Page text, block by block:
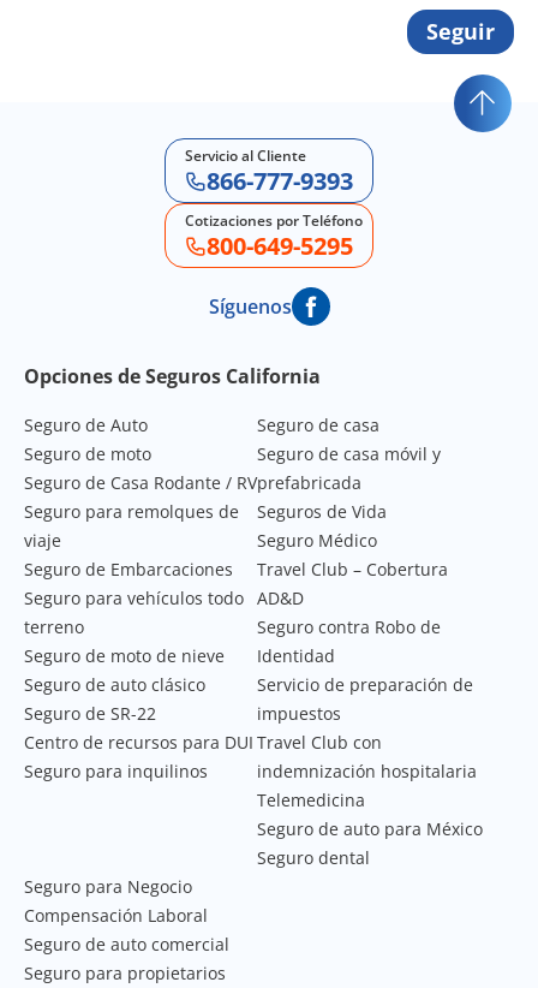
Seguir
Servicio al Cliente
866-777-9393
Cotizaciones por Teléfono
800-649-5295
Síguenos
Footer Navigation
Opciones de Seguros California
Seguro de Auto
Seguro de moto
Seguro de Casa Rodante / RV
Seguro para remolques de
viaje
Seguro de Embarcaciones
Seguro para vehículos todo
terreno
Seguro de moto de nieve
Seguro de auto clásico
Seguro de SR-22
Centro de recursos para DUI
Seguro para inquilinos
Seguro de casa
Seguro de casa móvil y
prefabricada
Seguros de Vida
Seguro Médico
Travel Club – Cobertura
AD&D
Seguro contra Robo de
Identidad
Servicio de preparación de
impuestos
Travel Club con
indemnización hospitalaria
Telemedicina
Seguro de auto para México
Seguro dental
Seguro para Negocio
Compensación Laboral
Seguro de auto comercial
Seguro para propietarios